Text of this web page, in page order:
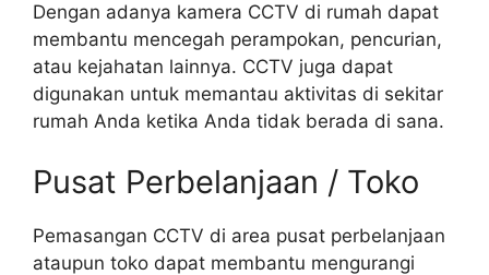
Dengan adanya kamera CCTV di rumah dapat
membantu mencegah perampokan, pencurian,
atau kejahatan lainnya. CCTV juga dapat
digunakan untuk memantau aktivitas di sekitar
rumah Anda ketika Anda tidak berada di sana.
Pusat Perbelanjaan / Toko
Pemasangan CCTV di area pusat perbelanjaan
ataupun toko dapat membantu mengurangi